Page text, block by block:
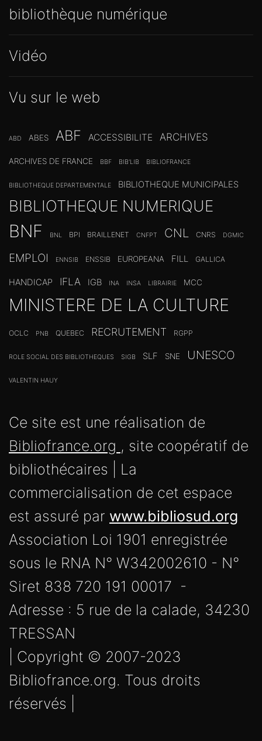
bibliothèque numérique
Vidéo
Vu sur le web
ABD ABES ABF ACCESSIBILITE ARCHIVES
ARCHIVES DE FRANCE BBF BIB'LIB BIBLIOFRANCE
BIBLIOTHEQUE DEPARTEMENTALE BIBLIOTHEQUE MUNICIPALES
BIBLIOTHEQUE NUMERIQUE
BNF BNL BPI BRAILLENET CNFPT CNL CNRS DGMIC
EMPLOI ENNSIB ENSSIB EUROPEANA FILL GALLICA
HANDICAP IFLA IGB INA INSA LIBRAIRIE MCC
MINISTERE DE LA CULTURE
OCLC PNB QUEBEC RECRUTEMENT RGPP
ROLE SOCIAL DES BIBLIOTHEQUES SIGB SLF SNE UNESCO
VALENTIN HAUY
Ce site est une réalisation de
Bibliofrance.org , site coopératif de
bibliothécaires | La
commercialisation de cet espace
est assuré par www.bibliosud.org
Association Loi 1901 enregistrée
sous le RNA N° W342002610 - N°
Siret 838 720 191 00017 -
Adresse : 5 rue de la calade, 34230
TRESSAN
| Copyright © 2007-2023
Bibliofrance.org. Tous droits
réservés |